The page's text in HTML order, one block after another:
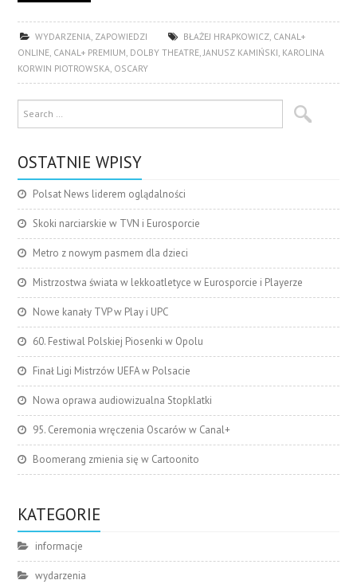
WYDARZENIA ZAPOWIEDZI BŁAŻEJ HRAPKOWICZ CANAL+
ONLINE CANAL+ PREMIUM DOLBY THEATRE JANUSZ KAMIŃSKI KAROLINA
KORWIN PIOTROWSKA OSCARY
OSTATNIE WPISY
Polsat News liderem oglądalności
Skoki narciarskie w TVN i Eurosporcie
Metro z nowym pasmem dla dzieci
Mistrzostwa świata w lekkoatletyce w Eurosporcie i Playerze
Nowe kanały TVP w Play i UPC
60. Festiwal Polskiej Piosenki w Opolu
Finał Ligi Mistrzów UEFA w Polsacie
Nowa oprawa audiowizualna Stopklatki
95. Ceremonia wręczenia Oscarów w Canal+
Boomerang zmienia się w Cartoonito
KATEGORIE
informacje
wydarzenia